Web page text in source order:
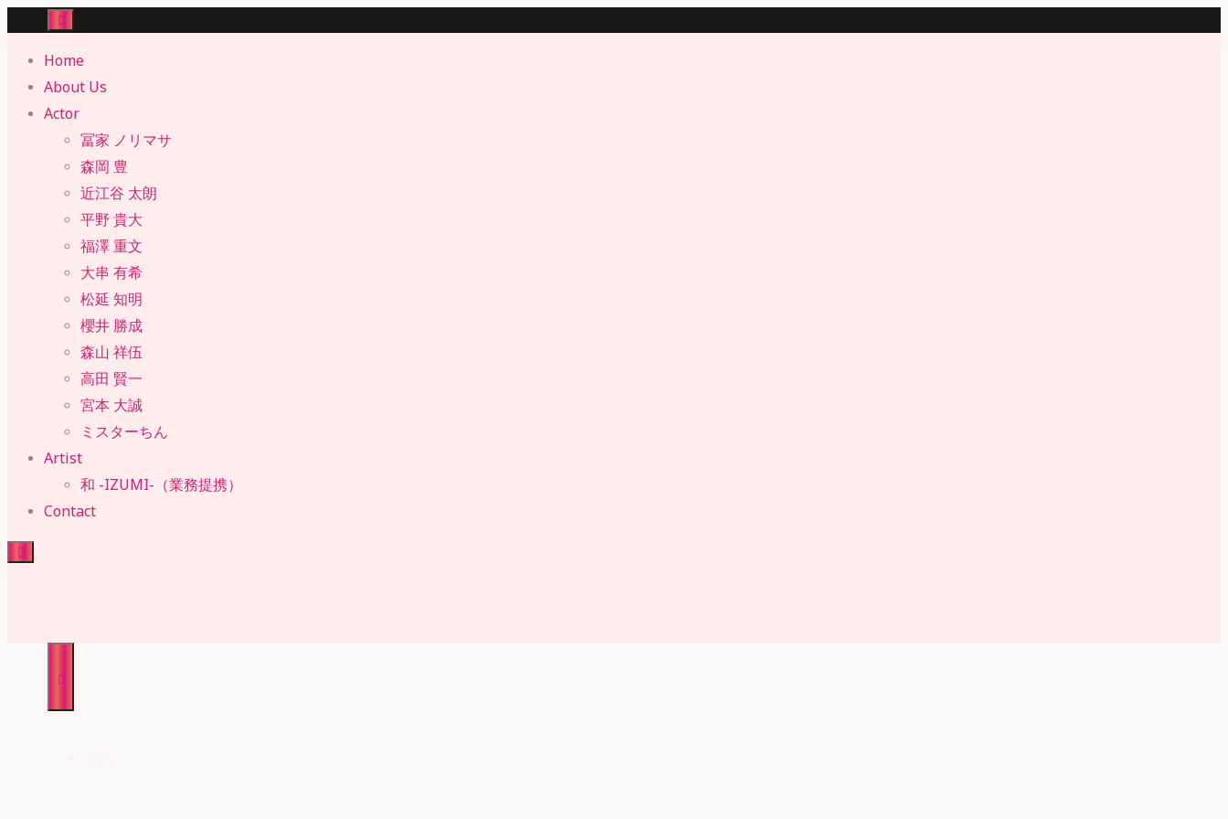
contentHome
About Us
Actor
冨家 ノリマサ
森岡 豊
近江谷 太朗
平野 貴大
福澤 重文
大串 有希
松延 知明
櫻井 勝成
森山 祥伍
高田 賢一
宮本 大誠
ミスターちん
Artist
和 -IZUMI-（業務提携）
Contact